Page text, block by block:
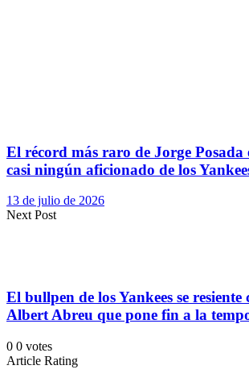
El récord más raro de Jorge
casi ningún aficionado de los
13 de julio de 2026
Next Post
El bullpen de los Yankees se resiente
Albert Abreu que pone fin a la
0 0 votes
Article Rating